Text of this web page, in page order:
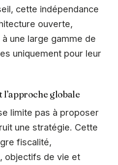
cette indépendance
ouverte,
une large gamme de
uniquement pour leur
l’approche globale
limite pas à proposer
une stratégie. Cette
fiscalité,
objectifs de vie et